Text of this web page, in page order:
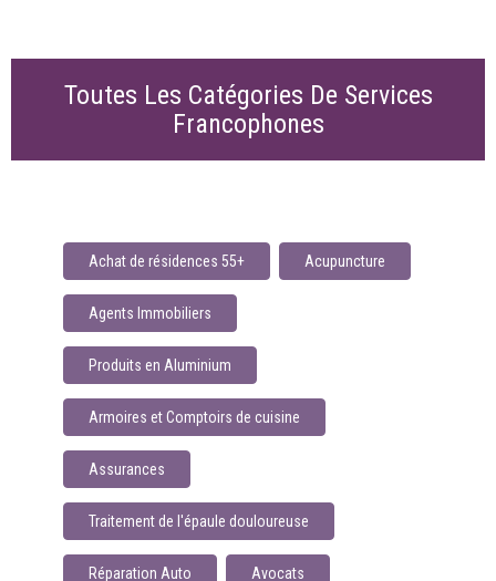
Toutes Les Catégories De Services
Francophones
Achat de résidences 55+ Acupuncture
Agents Immobiliers
Produits en Aluminium
Armoires et Comptoirs de cuisine
Assurances
Traitement de l'épaule douloureuse
Réparation Auto Avocats